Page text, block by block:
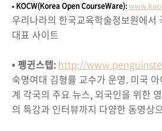
• KOCW(Korea Open CourseWare):
우리나라의 한국교육학술정보원에서
대표 사이트
• 펭귄스텝: http://
숙명여대 김형률 교수가 운영. 미국
계 각국의 주요 뉴스, 외국인을 위한
의 특강과 인터뷰까지 다양한 동영상